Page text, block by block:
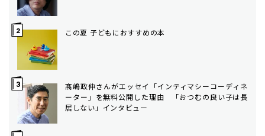
この夏 子どもにおすすめの本
髙嶋政伸さんがエッセイ「インティマシーコーディネ
ーター」を無料公開した理由 「おつむの良い子は長
居しない」インタビュー